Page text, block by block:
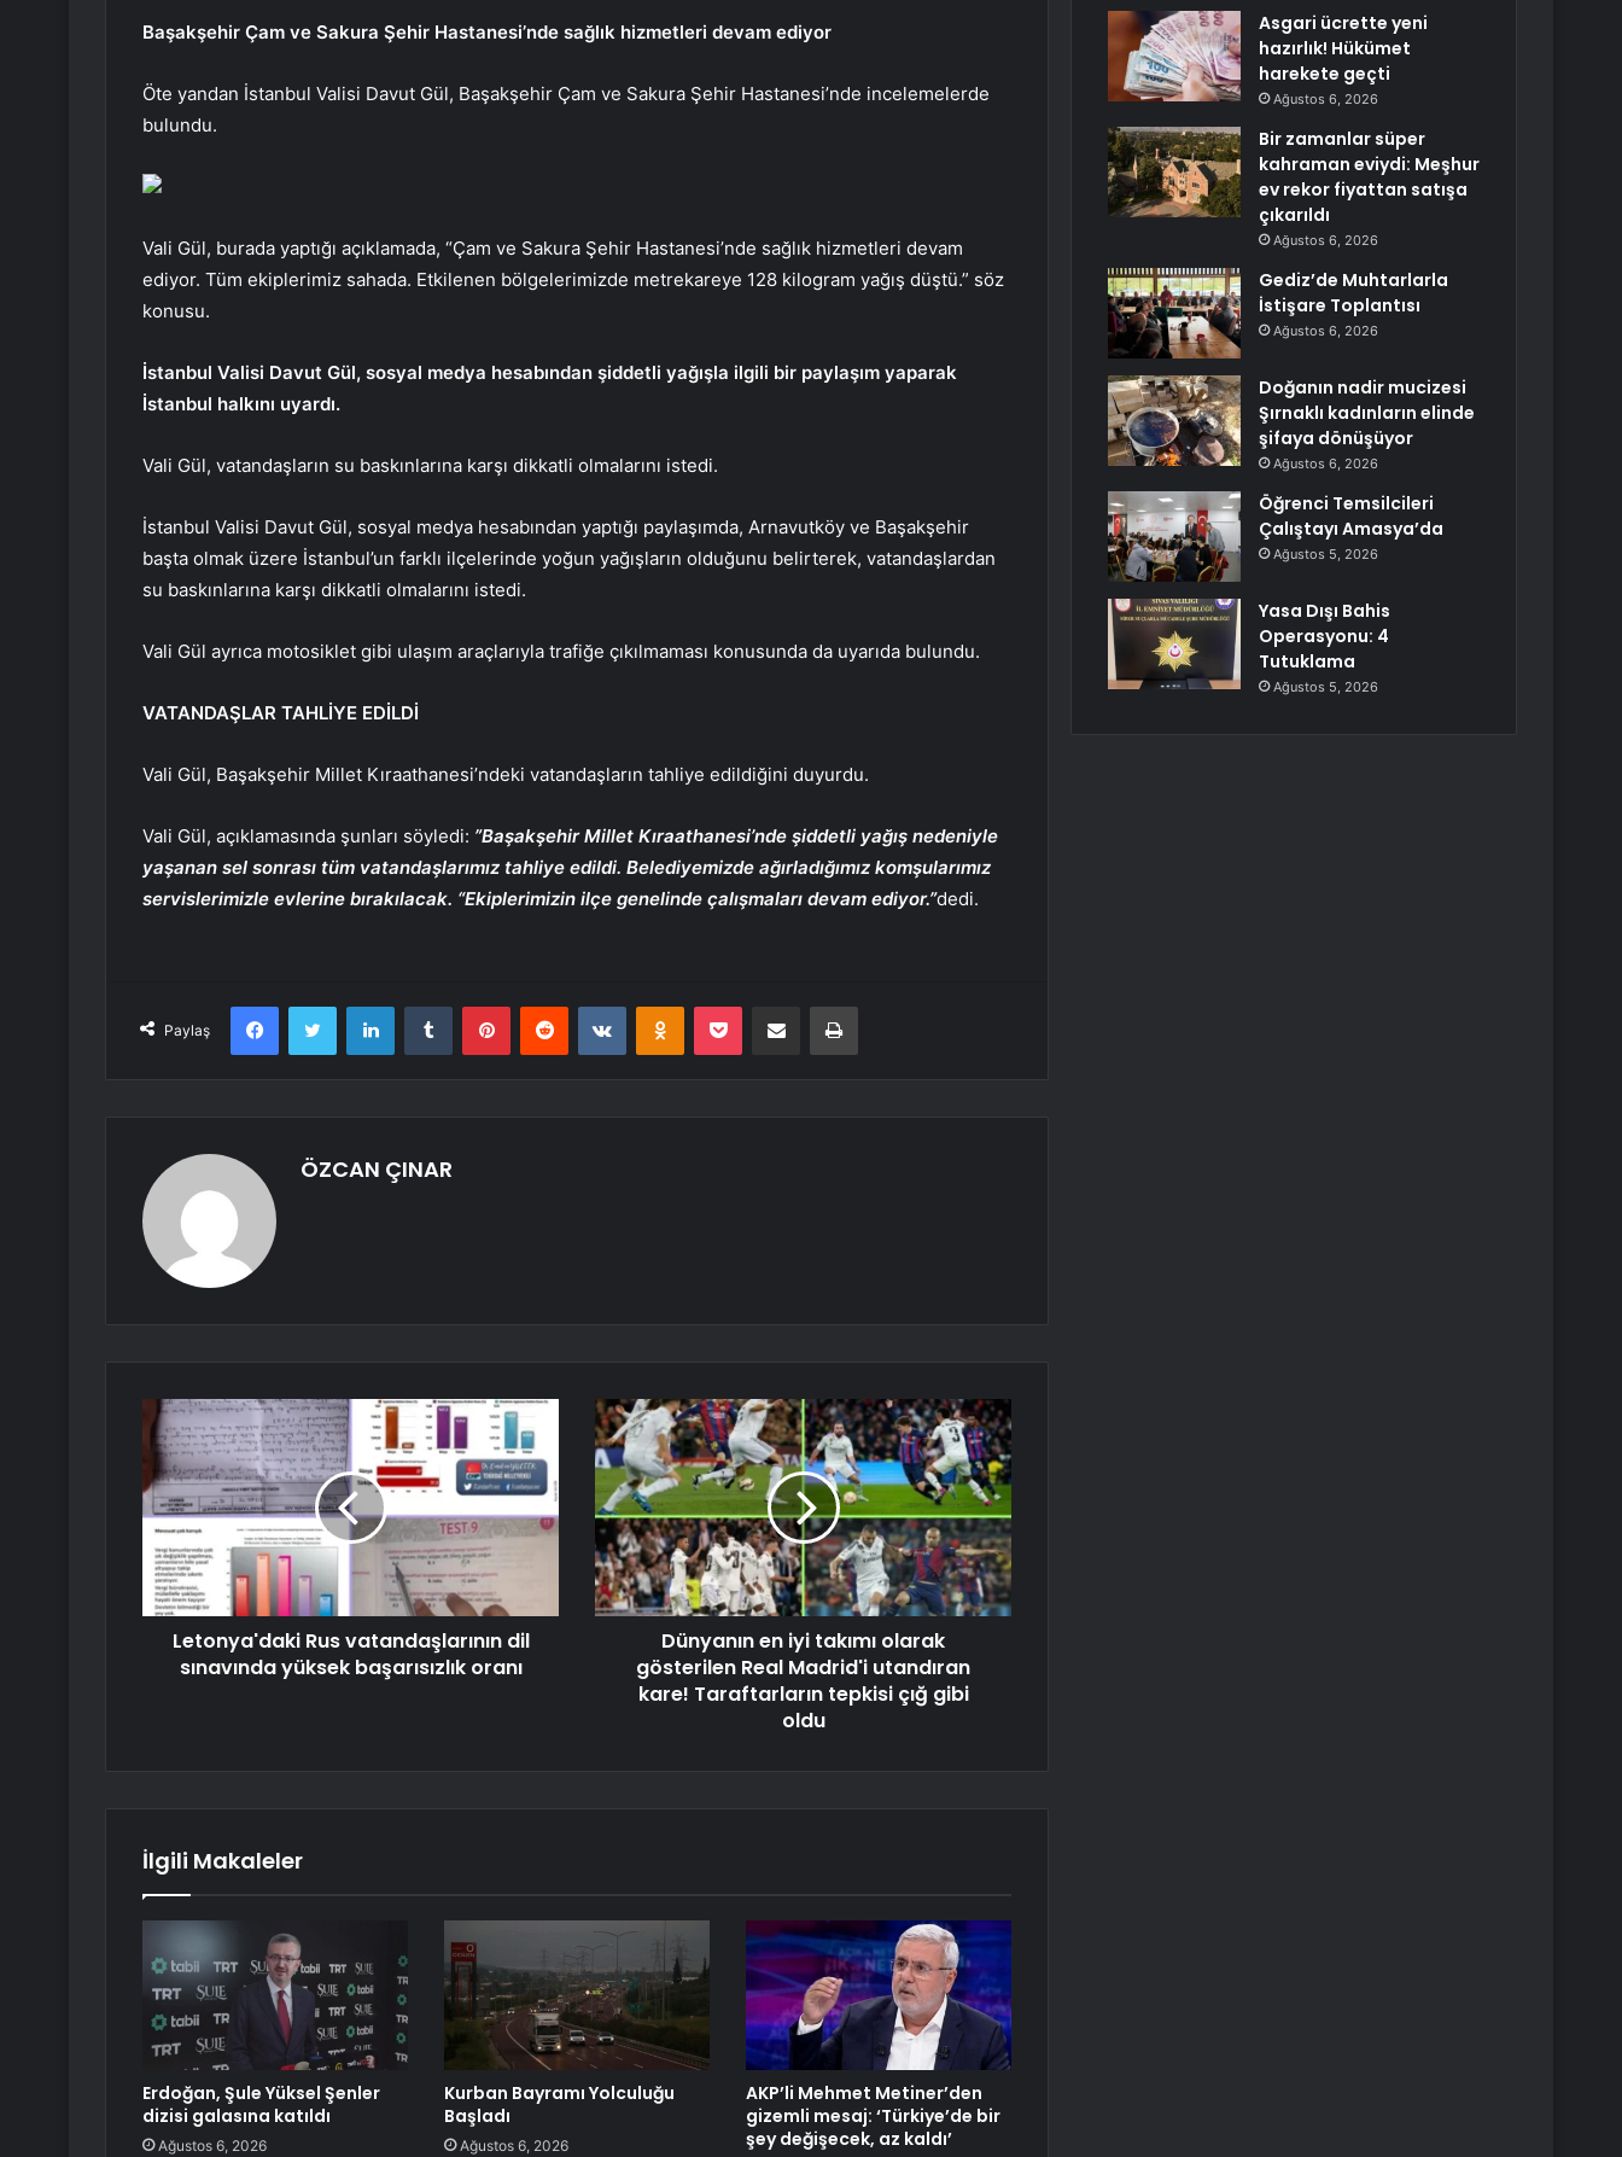
Başakşehir Çam ve Sakura Şehir Hastanesi’nde sağlık hizmetleri devam ediyor
Öte yandan İstanbul Valisi Davut Gül, Başakşehir Çam ve Sakura Şehir Hastanesi’nde incelemelerde
bulundu.
Vali Gül, burada yaptığı açıklamada, “Çam ve Sakura Şehir Hastanesi’nde sağlık hizmetleri devam
ediyor. Tüm ekiplerimiz sahada. Etkilenen bölgelerimizde metrekareye 128 kilogram yağış düştü.” söz
konusu.
İstanbul Valisi Davut Gül, sosyal medya hesabından şiddetli yağışla ilgili bir paylaşım yaparak
İstanbul halkını uyardı.
Vali Gül, vatandaşların su baskınlarına karşı dikkatli olmalarını istedi.
İstanbul Valisi Davut Gül, sosyal medya hesabından yaptığı paylaşımda, Arnavutköy ve Başakşehir
başta olmak üzere İstanbul’un farklı ilçelerinde yoğun yağışların olduğunu belirterek, vatandaşlardan
su baskınlarına karşı dikkatli olmalarını istedi.
Vali Gül ayrıca motosiklet gibi ulaşım araçlarıyla trafiğe çıkılmaması konusunda da uyarıda bulundu.
VATANDAŞLAR TAHLİYE EDİLDİ
Vali Gül, Başakşehir Millet Kıraathanesi’ndeki vatandaşların tahliye edildiğini duyurdu.
Vali Gül, açıklamasında şunları söyledi: ”Başakşehir Millet Kıraathanesi’nde şiddetli yağış nedeniyle
yaşanan sel sonrası tüm vatandaşlarımız tahliye edildi. Belediyemizde ağırladığımız komşularımız
servislerimizle evlerine bırakılacak. “Ekiplerimizin ilçe genelinde çalışmaları devam ediyor.”dedi.
Paylaş
FacebookTwitter LinkedInTumblr PinterestReddit VKontakteOdnoklassniki
Pocket E-Posta ile paylaş Yazdır
ÖZCAN ÇINAR
Letonya'daki Rus vatandaşlarının dil
sınavında yüksek başarısızlık oranı
Dünyanın en iyi takımı olarak
gösterilen Real Madrid'i utandıran
kare! Taraftarların tepkisi çığ gibi
oldu
İlgili Makaleler
Erdoğan, Şule Yüksel Şenler
dizisi galasına katıldı
Ağustos 6, 2026
Kurban Bayramı Yolculuğu
Başladı
Ağustos 6, 2026
AKP’li Mehmet Metiner’den
gizemli mesaj: ‘Türkiye’de bir
şey değişecek, az kaldı’
Asgari ücrette yeni
hazırlık! Hükümet
harekete geçti
Ağustos 6, 2026
Bir zamanlar süper
kahraman eviydi: Meşhur
ev rekor fiyattan satışa
çıkarıldı
Ağustos 6, 2026
Gediz’de Muhtarlarla
İstişare Toplantısı
Ağustos 6, 2026
Doğanın nadir mucizesi
Şırnaklı kadınların elinde
şifaya dönüşüyor
Ağustos 6, 2026
Öğrenci Temsilcileri
Çalıştayı Amasya’da
Ağustos 5, 2026
Yasa Dışı Bahis
Operasyonu: 4
Tutuklama
Ağustos 5, 2026